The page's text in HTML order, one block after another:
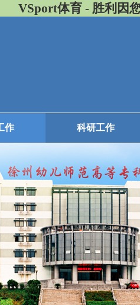
VSport体育 - 胜利因
作 科研工作